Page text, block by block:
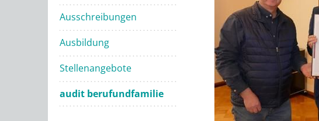
Ausschreibungen
Ausbildung
Stellenangebote
audit berufundfamilie